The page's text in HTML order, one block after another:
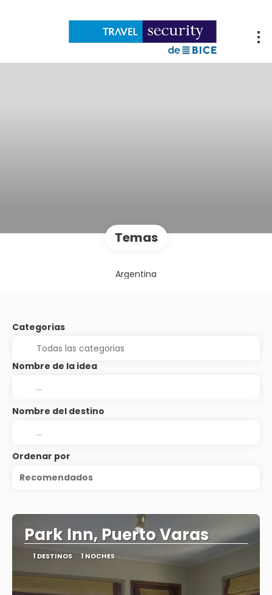
Temas
Argentina
Categorias
Nombre de la idea
Nombre del destino
Ordenar por
Recomendados
Park Inn, Puerto Varas
1 DESTINOS 1 NOCHES